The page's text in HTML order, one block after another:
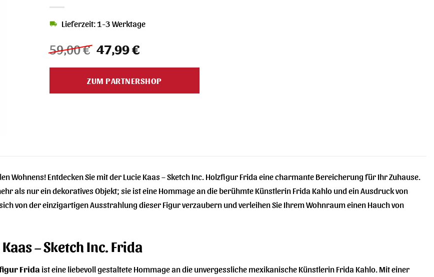
59,00€ Ursprünglicher
Preis
59,00 €
47,99€Aktueller
47,99 €.
Lieferzeit: 1-3 Werktage
ZUM PARTNERSHOP
Wohnens! Entdecken Sie mit der Lucie Kaas – Sketch Inc. Holzfigur Frida eine charmante Bereicherung für Ihr Zuhause.
als nur ein dekoratives Objekt; sie ist eine Hommage an die berühmte Künstlerin Frida Kahlo und ein Ausdruck von
von der einzigartigen Ausstrahlung dieser Figur verzaubern und verleihen Sie Ihrem Wohnraum einen Hauch von
– Sketch Inc. Frida
Frida ist eine liebevoll gestaltete Hommage an die unvergessliche mexikanische Künstlerin Frida Kahlo. Mit einer